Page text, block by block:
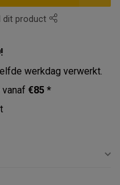
dit product
werkdag verwerkt.
vanaf €85 *